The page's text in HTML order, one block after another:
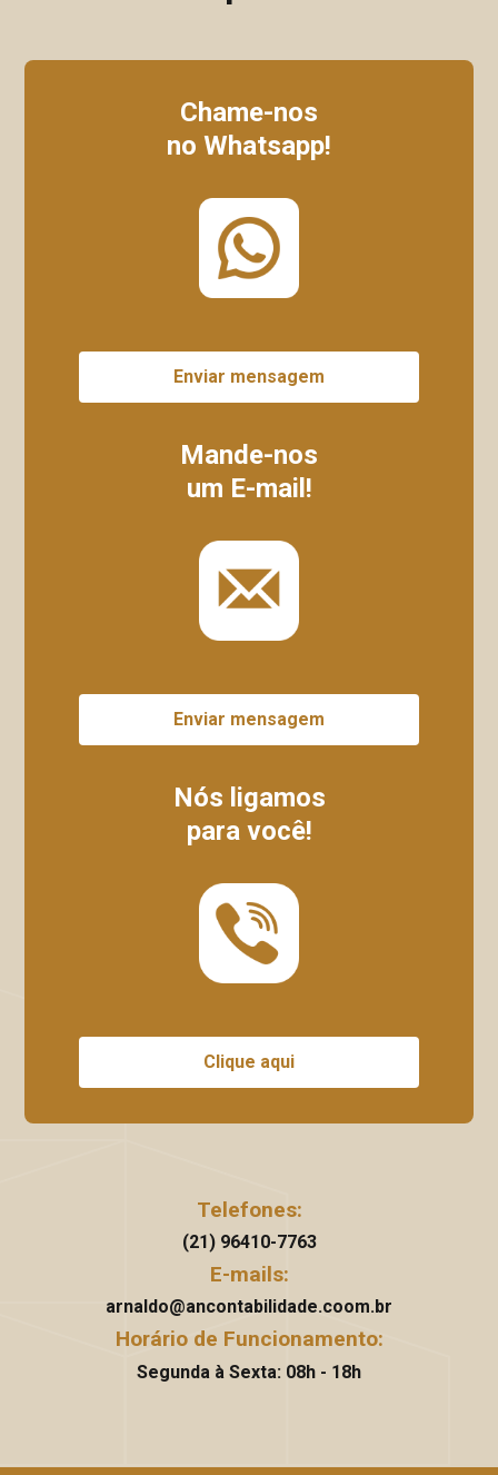
Chame-nos
no Whatsapp!
Enviar mensagem
Mande-nos
um E-mail!
Enviar mensagem
Nós ligamos
para você!
Clique aqui
Telefones:
(21) 96410-7763
E-mails:
arnaldo@ancontabilidade.coom.br
Horário de Funcionamento:
Segunda à Sexta: 08h - 18h